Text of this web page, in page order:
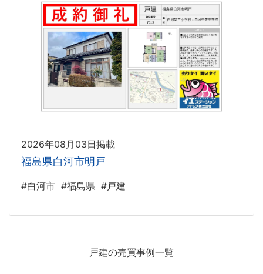
2026年08月03日掲載
福島県白河市明戸
#白河市 #福島県 #戸建
戸建の売買事例一覧